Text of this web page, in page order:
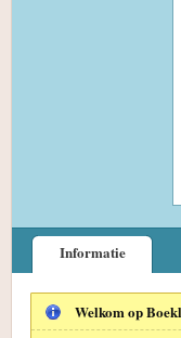
Informatie
Welkom op